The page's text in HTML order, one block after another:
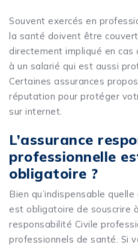
Souvent exercés en
la santé doivent être
directement impliqué en cas
à un salarié qui est aussi
Certaines assurances
réputation pour protéger
sur internet.
L’assurance
professionnelle
obligatoire ?
Bien qu’indispensable
est obligatoire de souscrire
responsabilité Civile
professionnels de santé. Si